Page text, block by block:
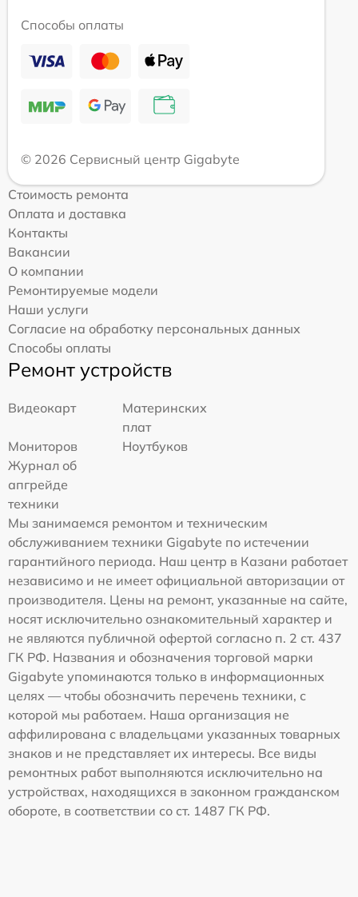
Способы оплаты
© 2026 Сервисный центр Gigabyte
Стоимость ремонта
Оплата и доставка
Контакты
Вакансии
О компании
Ремонтируемые модели
Наши услуги
Согласие на обработку персональных данных
Способы оплаты
Ремонт устройств
Видеокарт
Материнских
плат
Мониторов
Ноутбуков
Журнал об
апгрейде
техники
Мы занимаемся ремонтом и техническим
обслуживанием техники Gigabyte по истечении
гарантийного периода. Наш центр в Казани работает
независимо и не имеет официальной авторизации от
производителя. Цены на ремонт, указанные на сайте,
носят исключительно ознакомительный характер и
не являются публичной офертой согласно п. 2 ст. 437
ГК РФ. Названия и обозначения торговой марки
Gigabyte упоминаются только в информационных
целях — чтобы обозначить перечень техники, с
которой мы работаем. Наша организация не
аффилирована с владельцами указанных товарных
знаков и не представляет их интересы. Все виды
ремонтных работ выполняются исключительно на
устройствах, находящихся в законном гражданском
обороте, в соответствии со ст. 1487 ГК РФ.